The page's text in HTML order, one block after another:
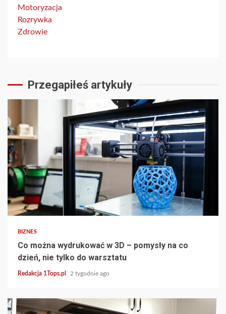
Motoryzacja
Rozrywka
Zdrowie
Przegapiłeś artykuły
3 min read
BIZNES
Co można wydrukować w 3D – pomysły na co
dzień, nie tylko do warsztatu
Redakcja 1Tops.pl 2 tygodnie ago